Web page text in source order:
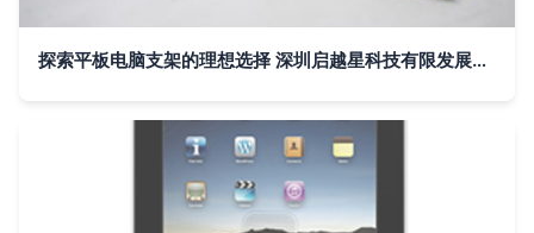
探索平板电脑支架的理想选择 深圳启越星科技有限发展公司引领创新设计